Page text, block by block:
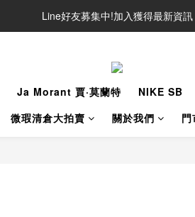
Line好友募集中!加入獲得最新資訊
Line好友募集中!加入獲得最新資訊
Ja Morant 賈·莫蘭特 NIKE SB
微瑕清倉大拍賣
關於我們 門